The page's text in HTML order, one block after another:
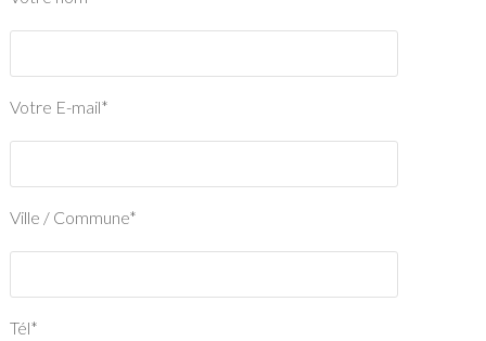
Votre E-mail*
Ville / Commune*
Tél*